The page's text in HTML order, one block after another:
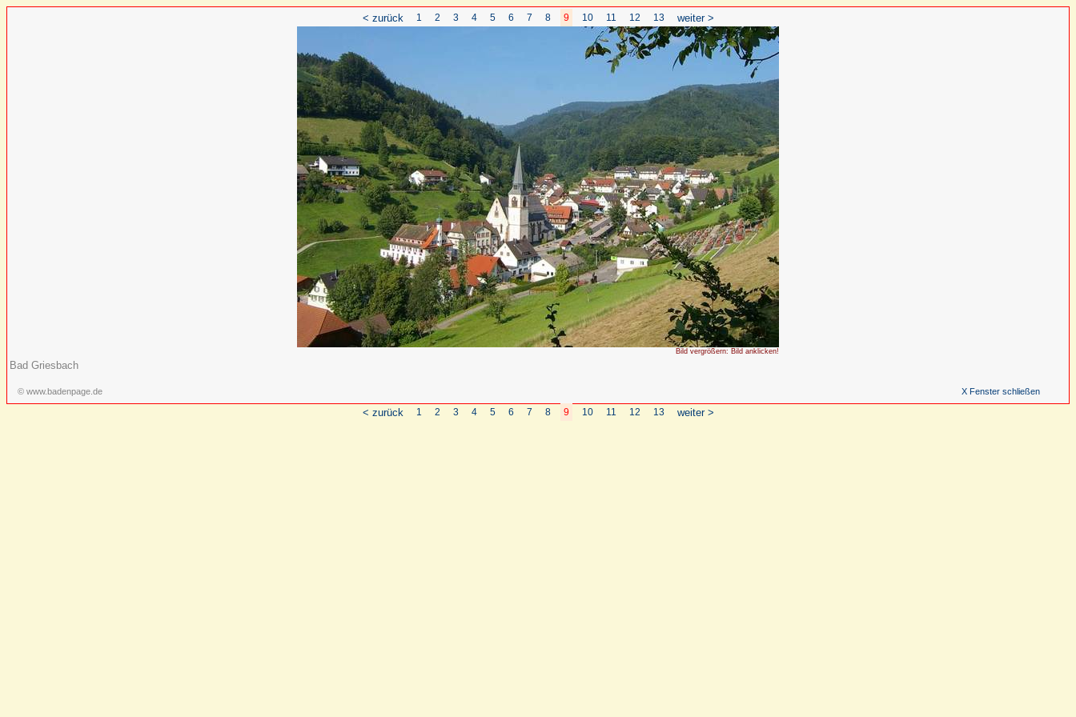
< zurück 1 2 3 4 5 6 7 8 9 10 11 12 13 weiter >
Bild vergrößern: Bild anklicken!
Bad Griesbach
© www.badenpage.de X Fenster schließen
< zurück 1 2 3 4 5 6 7 8 9 10 11 12 13 weiter >